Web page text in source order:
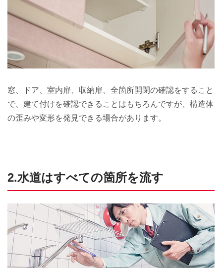
窓、ドア、室内扉、収納扉、全箇所開閉の確認をすること
で、建て付けを確認できることはもちろんですが、構造体
の歪みや変形を発見できる場合があります。
2.水道はすべての箇所を流す